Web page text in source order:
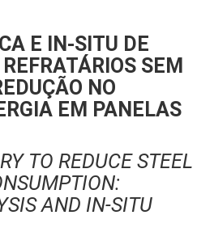
E IN-SITU DE
SEM
NO
EM PANELAS
TO REDUCE STEEL
AND IN-SITU